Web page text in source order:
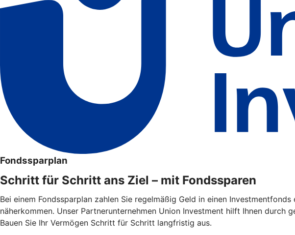
Fondssparplan
Schritt für Schritt ans Ziel – mit Fondssparen
Bei einem Fondssparplan zahlen Sie regelmäßig Geld in einen
näherkommen. Unser Partnerunternehmen Union Investment hilft Ihnen durch
Bauen Sie Ihr Vermögen Schritt für Schritt langfristig aus.